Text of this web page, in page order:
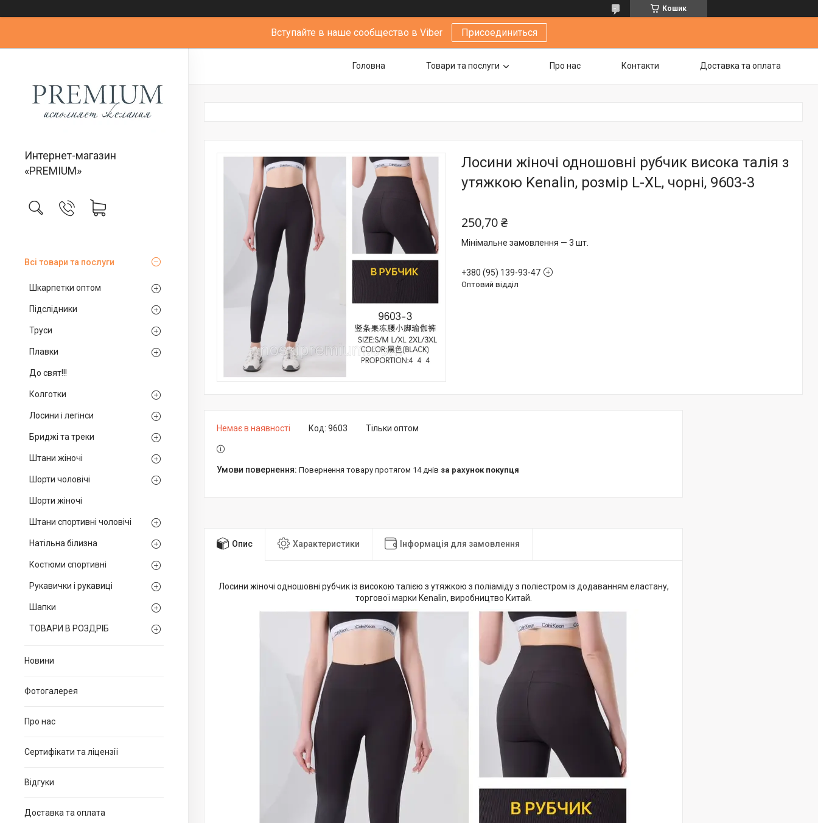
Кошик
Вступайте в наше сообщество в Viber Присоединиться
Интернет-магазин
«PREMIUM»
Всі товари та послуги
Шкарпетки оптом
Підслідники
Труси
Плавки
До свят!!!
Колготки
Лосини і легінси
Бриджі та треки
Штани жіночі
Шорти чоловічі
Шорти жіночі
Штани спортивні чоловічі
Натільна білизна
Костюми спортивні
Рукавички і рукавиці
Шапки
ТОВАРИ В РОЗДРІБ
Новини
Фотогалерея
Про нас
Сертифікати та ліцензії
Відгуки
Доставка та оплата
Головна Товари та послуги Про нас Контакти Доставка та оплата
Лосини жіночі одношовні рубчик висока талія з
утяжкою Kenalin, розмір L-XL, чорні, 9603-3
250,70 ₴
Мінімальне замовлення — 3 шт.
+380 (95) 139-93-47
Оптовий відділ
Немає в наявності Тільки оптом
Код: 9603
повернення товару протягом 14 днів за рахунок покупця
Опис Характеристики Інформація для замовлення
Лосини жіночі одношовні рубчик із високою талією з утяжкою з поліаміду з поліестром із додаванням еластану,
торгової марки Kenalin, виробництво Китай.